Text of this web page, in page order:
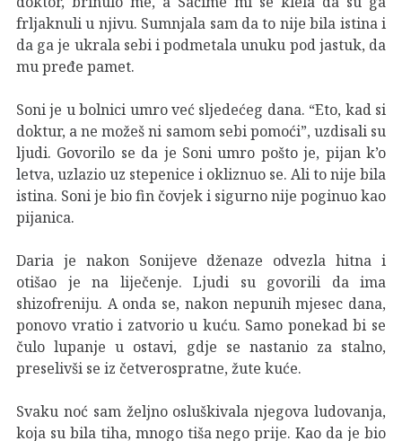
frljaknuli u njivu. Sumnjala sam da to nije bila istina i
da ga je ukrala sebi i podmetala unuku pod jastuk, da
mu pređe pamet.
Soni je u bolnici umro već sljedećeg dana. “Eto, kad si
doktur, a ne možeš ni samom sebi pomoći”, uzdisali su
ljudi. Govorilo se da je Soni umro pošto je, pijan k’o
letva, uzlazio uz stepenice i okliznuo se. Ali to nije bila
istina. Soni je bio fin čovjek i sigurno nije poginuo kao
pijanica.
Daria je nakon Sonijeve dženaze odvezla hitna i
otišao je na liječenje. Ljudi su govorili da ima
shizofreniju. A onda se, nakon nepunih mjesec dana,
ponovo vratio i zatvorio u kuću. Samo ponekad bi se
čulo lupanje u ostavi, gdje se nastanio za stalno,
preselivši se iz četverospratne, žute kuće.
Svaku noć sam željno osluškivala njegova ludovanja,
koja su bila tiha, mnogo tiša nego prije. Kao da je bio